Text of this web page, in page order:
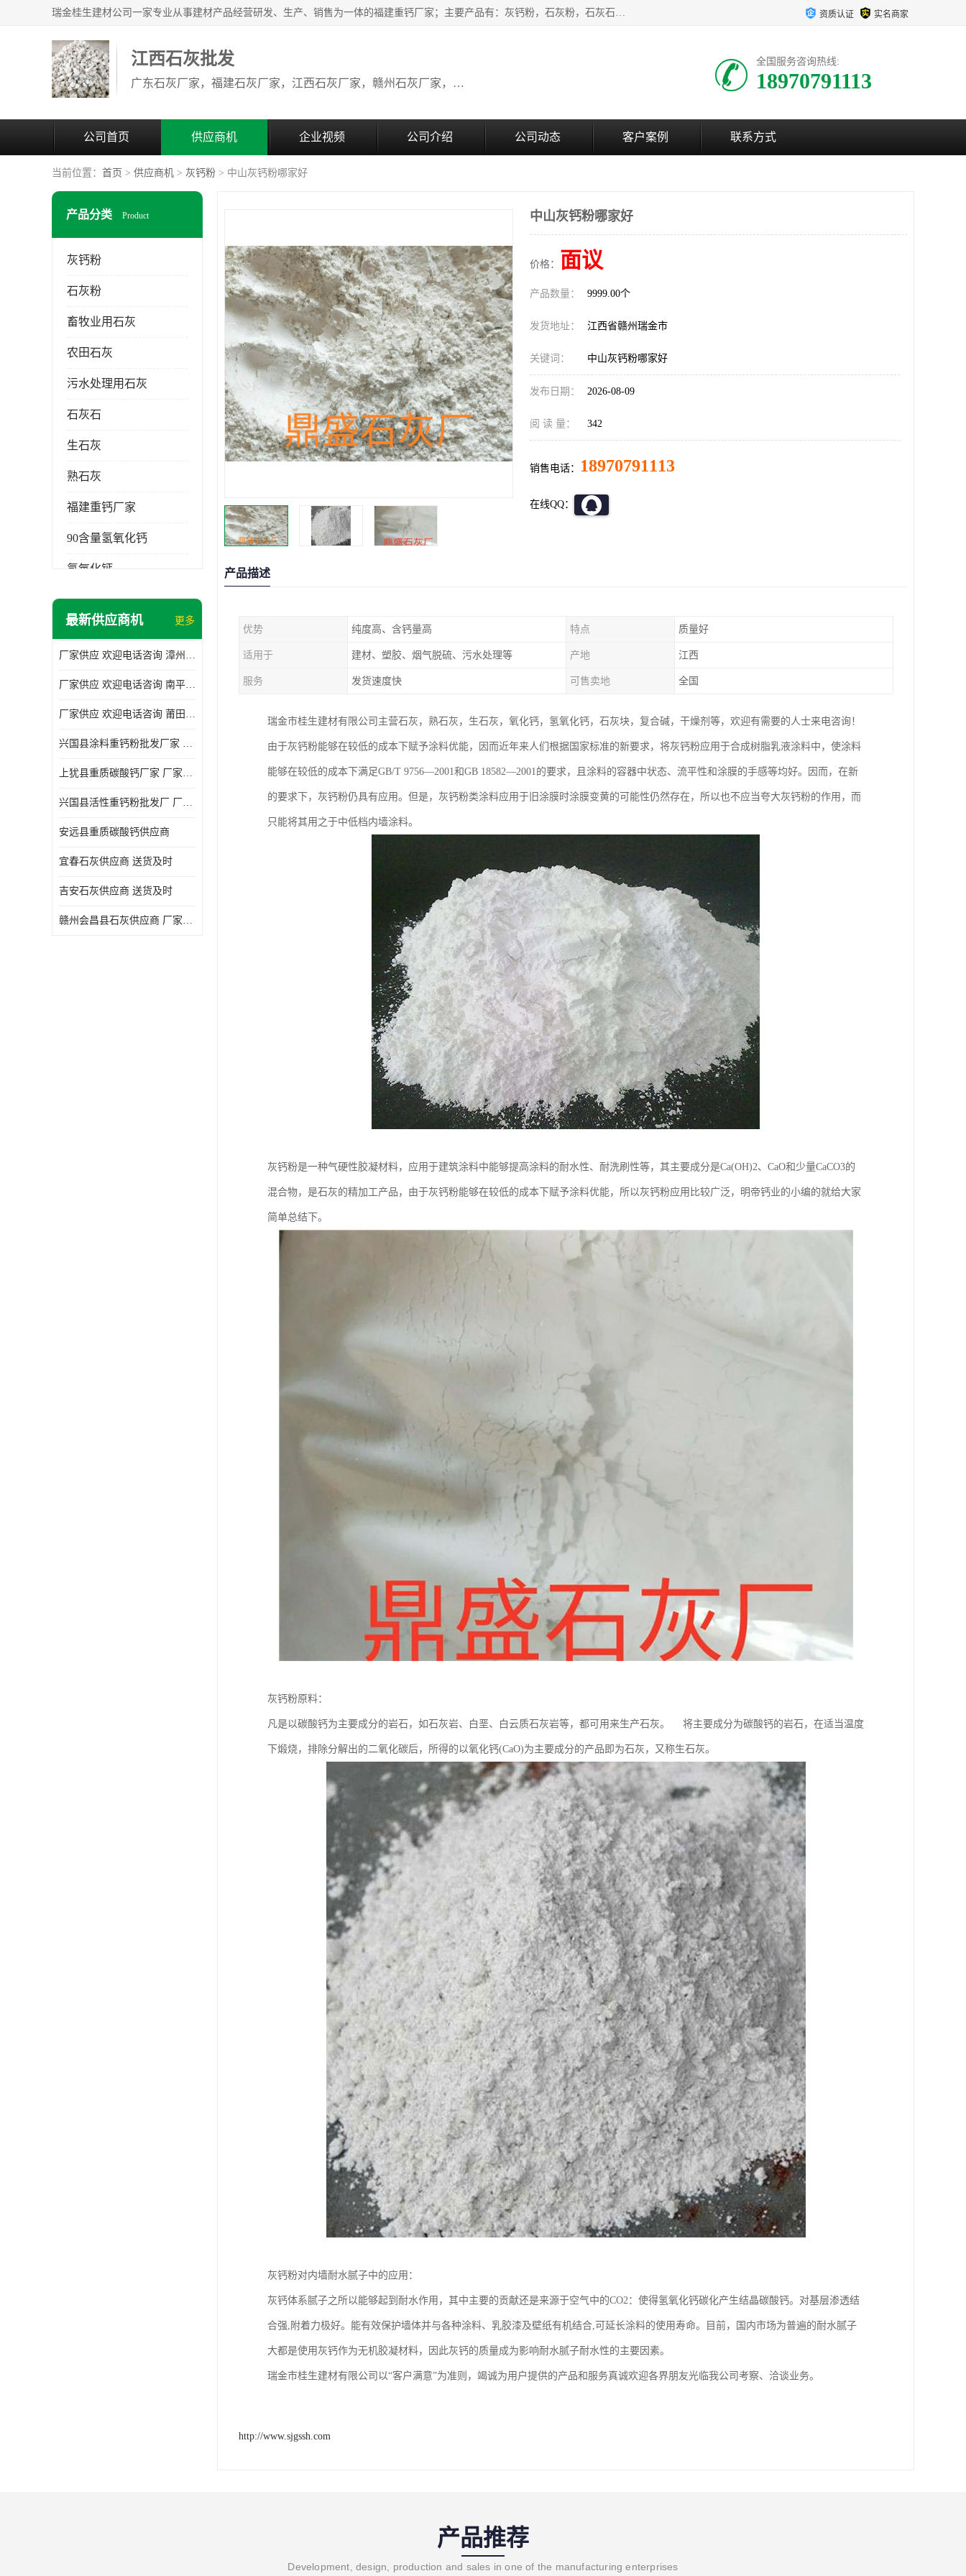
瑞金桂生建材公司一家专业从事建材产品经营研发、生产、销售为一体的福建重钙厂家；主要产品有：灰钙粉，石灰粉，石灰石，生石灰，熟石灰，氧化钙，重钙粉，氢氧化钙，农田石灰，畜牧业用石灰等。欢迎新老客户来电咨询！ 资质认证 实名商家
江西石灰批发
广东石灰厂家，福建石灰厂家，江西石灰厂家，赣州石灰厂家，东莞石灰厂家
全国服务咨询热线:
18970791113
公司首页 供应商机 企业视频 公司介绍 公司动态 客户案例 联系方式
当前位置： 首页 > 供应商机 > 灰钙粉 > 中山灰钙粉哪家好
产品分类 Product
灰钙粉
石灰粉
畜牧业用石灰
农田石灰
污水处理用石灰
石灰石
生石灰
熟石灰
福建重钙厂家
90含量氢氧化钙
氢氧化钙
氧化钙
最新供应商机 更多
厂家供应 欢迎电话咨询 漳州活性重钙粉
厂家供应 欢迎电话咨询 南平活性重钙粉批发厂
厂家供应 欢迎电话咨询 莆田高白度重钙粉厂家
兴国县涂料重钙粉批发厂家 厂家供应 欢迎电话咨询
上犹县重质碳酸钙厂家 厂家供应 欢迎电话咨询
兴国县活性重钙粉批发厂 厂家供应 欢迎电话咨询
安远县重质碳酸钙供应商
宜春石灰供应商 送货及时
吉安石灰供应商 送货及时
赣州会昌县石灰供应商 厂家供应
中山灰钙粉哪家好
价格： 面议
产品数量： 9999.00个
发货地址： 江西省赣州瑞金市
关键词： 中山灰钙粉哪家好
发布日期： 2026-08-09
阅 读 量： 342
销售电话： 18970791113
在线QQ：
产品描述
优势 纯度高、含钙量高 特点 质量好
适用于 建材、塑胶、烟气脱硫、污水处理等 产地 江西
服务 发货速度快 可售卖地 全国
瑞金市桂生建材有限公司主营石灰，熟石灰，生石灰，氧化钙，氢氧化钙，石灰块，复合碱，干燥剂等，欢迎有需要的人士来电咨询！
由于灰钙粉能够在较低的成本下赋予涂料优能，因而近年来人们根据国家标准的新要求，将灰钙粉应用于合成树脂乳液涂料中，使涂料
能够在较低的成本下满足GB/T 9756—2001和GB 18582—2001的要求，且涂料的容器中状态、流平性和涂膜的手感等均好。因而，在新
的要求下，灰钙粉仍具有应用。但是，灰钙粉类涂料应用于旧涂膜时涂膜变黄的可能性仍然存在，所以也不应当夸大灰钙粉的作用，而
只能将其用之于中低档内墙涂料。
灰钙粉是一种气硬性胶凝材料，应用于建筑涂料中能够提高涂料的耐水性、耐洗刷性等，其主要成分是Ca(OH)2、CaO和少量CaCO3的
混合物，是石灰的精加工产品，由于灰钙粉能够在较低的成本下赋予涂料优能，所以灰钙粉应用比较广泛，明帝钙业的小编的就给大家
简单总结下。
灰钙粉原料：
凡是以碳酸钙为主要成分的岩石，如石灰岩、白垩、白云质石灰岩等，都可用来生产石灰。 将主要成分为碳酸钙的岩石，在适当温度
下煅烧，排除分解出的二氧化碳后，所得的以氧化钙(CaO)为主要成分的产品即为石灰，又称生石灰。
灰钙粉对内墙耐水腻子中的应用：
灰钙体系腻子之所以能够起到耐水作用，其中主要的贡献还是来源于空气中的CO2：使得氢氧化钙碳化产生结晶碳酸钙。对基层渗透结
合强,附着力极好。能有效保护墙体并与各种涂料、乳胶漆及壁纸有机结合,可延长涂料的使用寿命。目前，国内市场为普遍的耐水腻子
大都是使用灰钙作为无机胶凝材料，因此灰钙的质量成为影响耐水腻子耐水性的主要因素。
瑞金市桂生建材有限公司以“客户满意”为准则，竭诚为用户提供的产品和服务真诚欢迎各界朋友光临我公司考察、洽谈业务。
http://www.sjgssh.com
产品推荐
Development, design, production and sales in one of the manufacturing enterprises